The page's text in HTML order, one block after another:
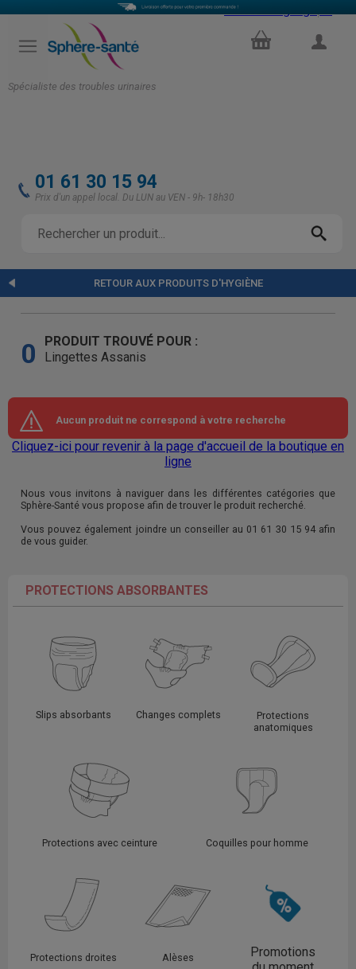
Spécialiste des troubles urinaires
Select Language
PANIER
01 61 30 15 94
Prix d'un appel local. Du LUN au VEN - 9h- 18h30
RETOUR AUX PRODUITS D'HYGIÈNE
0
PRODUIT TROUVÉ POUR :
Lingettes Assanis
Aucun produit ne correspond à votre recherche
Cliquez-ici pour revenir à la page d'accueil de la boutique en
ligne
Nous vous invitons à naviguer dans les différentes catégories que
Sphère-Santé vous propose afin de trouver le produit recherché.
Vous pouvez également joindre un conseiller au 01 61 30 15 94 afin
de vous guider.
PROTECTIONS ABSORBANTES
Slips absorbants Changes complets
Protections
anatomiques
Protections avec ceinture Coquilles pour homme
Protections droites Alèses
Promotions